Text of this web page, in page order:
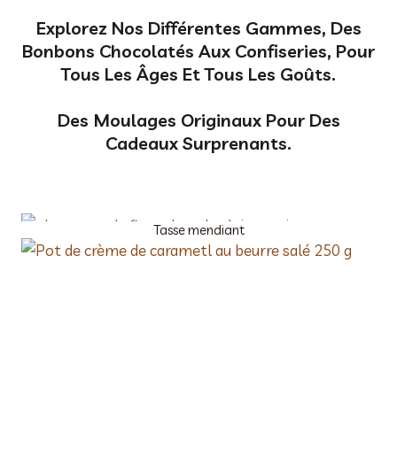
Explorez Nos Différentes Gammes, Des
Bonbons Chocolatés Aux Confiseries, Pour
Tous Les Âges Et Tous Les Goûts.
Des Moulages Originaux Pour Des
Cadeaux Surprenants.
Tasse mendiant